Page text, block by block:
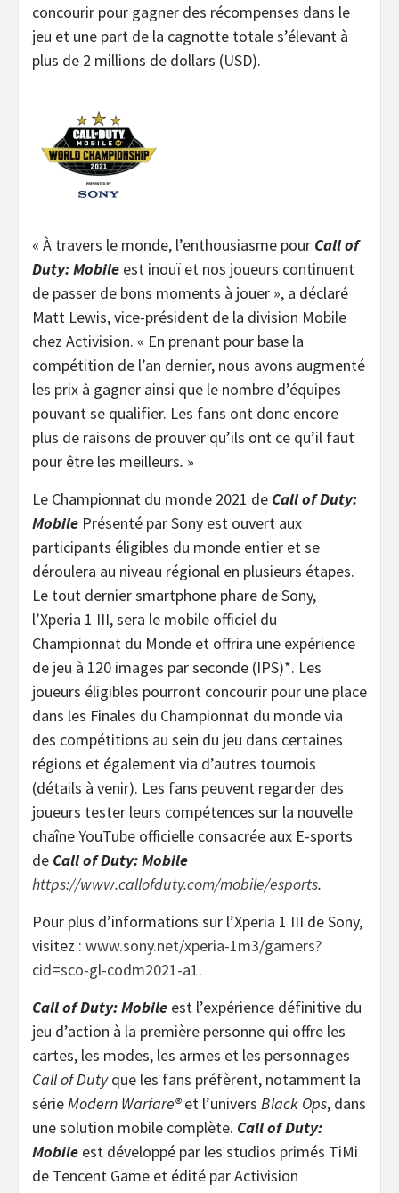
concourir pour gagner des récompenses dans le
jeu et une part de la cagnotte totale s’élevant à
plus de 2 millions de dollars (USD).
« À travers le monde, l’enthousiasme pour Call of
Duty: Mobile est inouï et nos joueurs continuent
de passer de bons moments à jouer », a déclaré
Matt Lewis, vice-président de la division Mobile
chez Activision. « En prenant pour base la
compétition de l’an dernier, nous avons augmenté
les prix à gagner ainsi que le nombre d’équipes
pouvant se qualifier. Les fans ont donc encore
plus de raisons de prouver qu’ils ont ce qu’il faut
pour être les meilleurs. »
Le Championnat du monde 2021 de Call of Duty:
Mobile Présenté par Sony est ouvert aux
participants éligibles du monde entier et se
déroulera au niveau régional en plusieurs étapes.
Le tout dernier smartphone phare de Sony,
l’Xperia 1 III, sera le mobile officiel du
Championnat du Monde et offrira une expérience
de jeu à 120 images par seconde (IPS)*. Les
joueurs éligibles pourront concourir pour une place
dans les Finales du Championnat du monde via
des compétitions au sein du jeu dans certaines
régions et également via d’autres tournois
(détails à venir). Les fans peuvent regarder des
joueurs tester leurs compétences sur la nouvelle
chaîne YouTube officielle consacrée aux E-sports
de Call of Duty: Mobile
https://www.callofduty.com/mobile/esports.
Pour plus d’informations sur l’Xperia 1 III de Sony,
visitez : www.sony.net/xperia-1m3/gamers?
cid=sco-gl-codm2021-a1.
Call of Duty: Mobile est l’expérience définitive du
jeu d’action à la première personne qui offre les
cartes, les modes, les armes et les personnages
Call of Dutyque les fans préfèrent, notamment la
sérieModern Warfare®et l’univers Black Ops, dans
une solution mobile complète. Call of Duty:
Mobile est développé par les studios primés TiMi
de Tencent Game et édité par Activision